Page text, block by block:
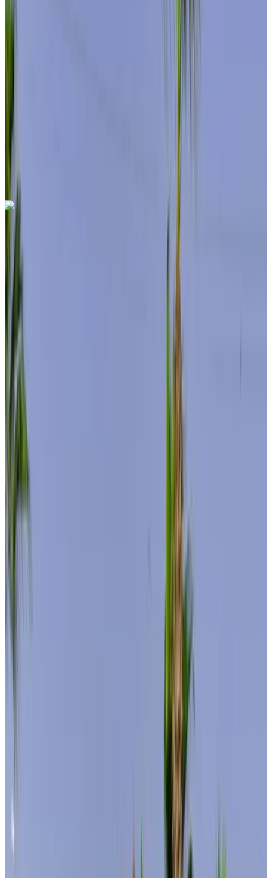
MAD 7500
MAD 195,000
Casablanca
Demostración 1 - 2 de 2 Autos
Guarda coches. Siga los precios. Reserve más rápido.
the Marruecos, Filtre según su ubicación, presupuesto
Limite sus preferencias: especificaciones del
automóvil, límite de millaje, seguro incluido,
Haga una lista corta de las mejores ofertas del
proveedor de alquiler de automóviles y contáctelas
especificaciones reales del automóvil antes de finalizar
¡Reserve directamente, sin márgenes!
Mercedes Benz S400 Coche Coche precio de